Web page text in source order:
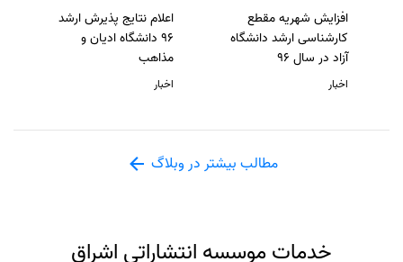
افزایش شهریه مقطع
کارشناسی ارشد دانشگاه
آزاد در سال 96
اخبار
اعلام نتایج پذیرش ارشد
96 دانشگاه ادیان و
مذاهب
اخبار
مطالب بیشتر در وبلاگ
خدمات موسسه انتشاراتی اشراق